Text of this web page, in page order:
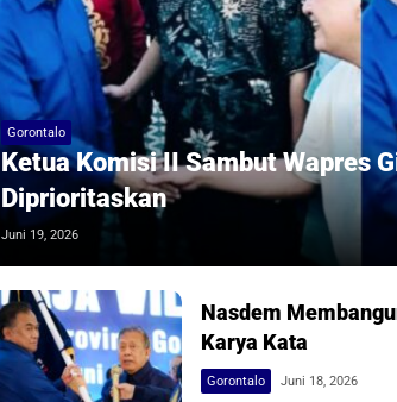
Gorontalo
Ketua Komisi II Sambut Wapres
Diprioritaskan
Juni 19, 2026
Nasdem
Karya Kata
Gorontalo Juni 18, 2026